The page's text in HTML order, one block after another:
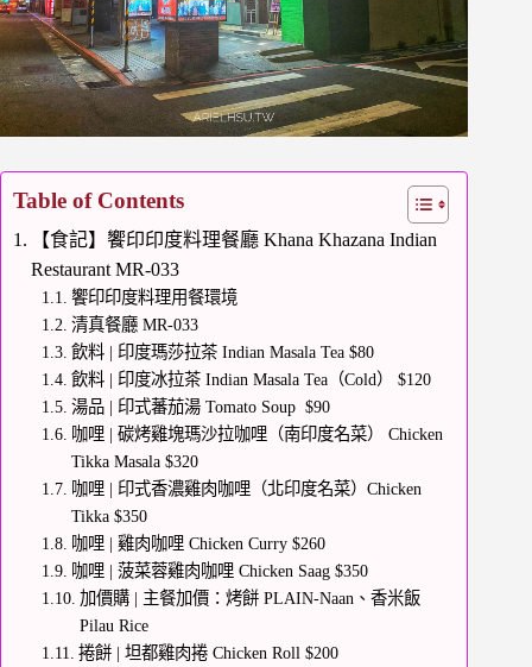
Table of Contents
【食記】饗印印度料理餐廳 Khana Khazana Indian
Restaurant MR-033
饗印印度料理用餐環境
清真餐廳 MR-033
飲料 | 印度瑪莎拉茶 Indian Masala Tea $80
飲料 | 印度冰拉茶 Indian Masala Tea（Cold） $120
湯品 | 印式蕃茄湯 Tomato Soup $90
咖哩 | 碳烤雞塊瑪沙拉咖哩（南印度名菜） Chicken
Tikka Masala $320
咖哩 | 印式香濃雞肉咖哩（北印度名菜）Chicken
Tikka $350
咖哩 | 雞肉咖哩 Chicken Curry $260
咖哩 | 菠菜蓉雞肉咖哩 Chicken Saag $350
加價購 | 主餐加價：烤餅 PLAIN-Naan、香米飯
Pilau Rice
捲餅 | 坦都雞肉捲 Chicken Roll $200